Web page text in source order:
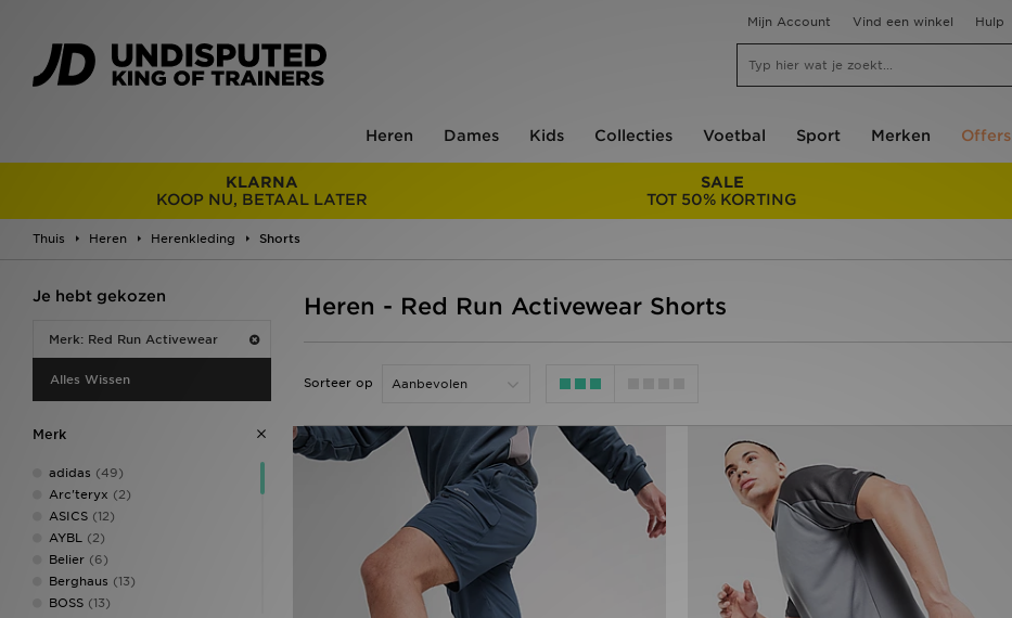
Mijn Account Vind een winkel Hulp
Heren Dames Kids Collecties Voetbal Sport Merken Offers
KLARNA
KOOP NU, BETAAL LATER
SALE
TOT 50% KORTING
Thuis Heren Herenkleding Shorts
Je hebt gekozen
Merk: Red Run Activewear
Alles Wissen
Merk
adidas (49)
Arc'teryx (2)
ASICS (12)
AYBL (2)
Belier (6)
Berghaus (13)
BOSS (13)
Heren - Red Run Activewear Shorts
Sorteer op